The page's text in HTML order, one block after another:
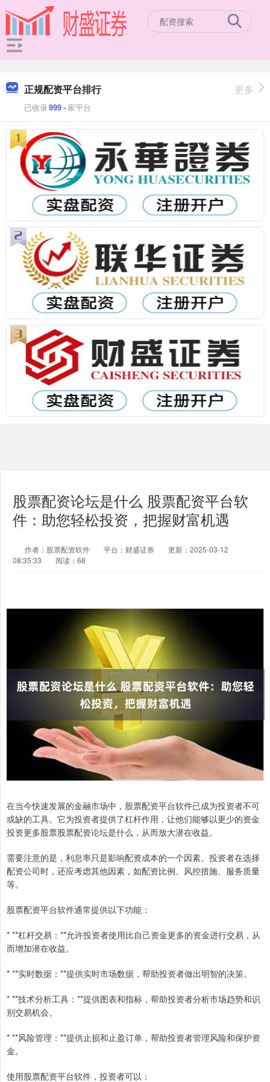
正规配资平台排行
已收录999+家平台
更多
股票配资论坛是什么 股票配资平台软
件：助您轻松投资，把握财富机遇
作者：股票配资软件 平台：财盛证券
更新：2025-03-12
08:35:33
阅读：68
在当今快速发展的金融市场中，股票配资平台软件已成为投资者不可
或缺的工具。它为投资者提供了杠杆作用，让他们能够以更少的资金
投资更多股票股票配资论坛是什么，从而放大潜在收益。
需要注意的是，利息率只是影响配资成本的一个因素。投资者在选择
配资公司时，还应考虑其他因素，如配资比例、风控措施、服务质量
等。
股票配资平台软件通常提供以下功能：
* **杠杆交易：**允许投资者使用比自己资金更多的资金进行交易，从
而增加潜在收益。
* **实时数据：**提供实时市场数据，帮助投资者做出明智的决策。
* **技术分析工具：**提供图表和指标，帮助投资者分析市场趋势和识
别交易机会。
* **风险管理：**提供止损和止盈订单，帮助投资者管理风险和保护资
金。
使用股票配资平台软件，投资者可以：